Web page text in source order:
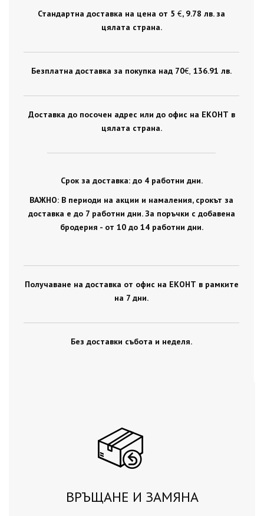
Стандартна доставка на цена от 5 €, 9.78 лв. за
цялата страна.
Безплатна доставка за покупка над 70€ , 136.91 лв.
Доставка до посочен адрес или до офис на ЕКОНТ в
цялата страна.
Срок за доставка: до 4 работни дни.
ВАЖНО: В периоди на акции и намаления, срокът за
доставка е до 7 работни дни. За поръчки с добавена
бродерия - от 10 до 14 работни дни.
Получаване на доставка от офис на ЕКОНТ в рамките
на 7 дни.
Без доставки събота и неделя.
ВРЪЩАНЕ И ЗАМЯНА